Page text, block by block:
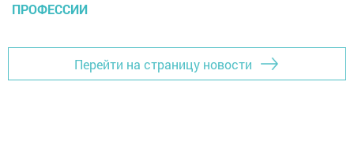
ПРОФЕССИИ
Перейти на страницу новости